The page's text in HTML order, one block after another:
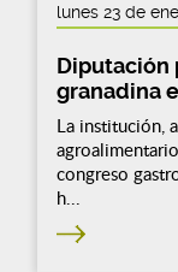
lunes 23 de
Diputación
granadina
La institución,
congreso
h...